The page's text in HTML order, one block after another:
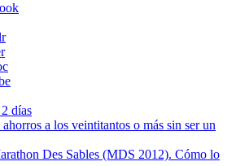
días
a los veintitantos o más sin ser un
Des Sables (MDS 2012). Cómo lo